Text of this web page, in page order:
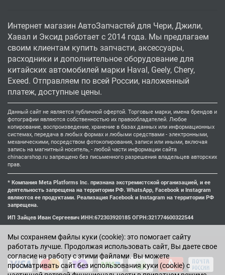
Мы cохраняем файлы куки (cookie): это помогает сайту
работать лучше. Продолжая использовать сайт, Вы даете свое
согласие на работу с этими файлами. Вы можете
просматривать сайт без использования куки (cookie) с
Интернет магазин АвтоЗапчастей для Чери, Джили,
Хавал и Эксид работает с 2014 года. Мы предлагаем
своим клиентам купить запчасти, аксессуары,
расходники и дополнительное оборудование для
китайских автомобилей марки Haval, Geely, Chery,
Exeed. Отправляем по всей России, наложенный
платеж, доступные цены.
Данный сайт не является публичной офертой. Торговые марки, имена брендов и
фотографии являются собственностью их правообладателей. Любое
копирование, воспроизведение, хранение в базах данных или информационных
системах, передача в любых формах и любыми средствами - электронными,
механическими, посредством фотокопирования, записи или иными, включая
запись на магнитный носитель, - любой части информации сайта
chinacarshop.ru запрещено без письменного разрешения владельцев авторских
прав.
* Компания Meta Platforms Inc. признана экстремистской организацией, и ее
деятельность запрещена на территории РФ. WhatsApp, Facebook и Instagram
являются ее продуктами. Реализация Facebook и Instagram на территории РФ
запрещена.
ИП Зайцев Иван Сергеевич ИНН:672303920185 ОГРН:321774600322544